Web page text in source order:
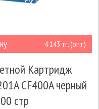
4 143 тг. (опт)
Картридж
CF400A черный
стр